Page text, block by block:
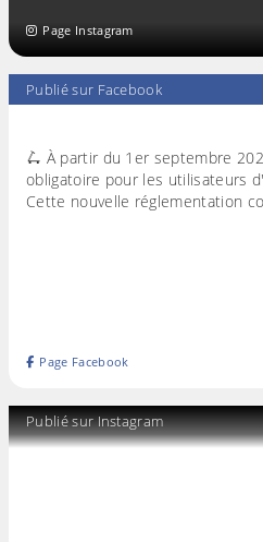
Page Instagram
Publié sur Facebook
🛴 À partir du 1er septembre
obligatoire pour les utilisateurs
Cette nouvelle réglementation
Page Facebook
Publié sur Instagram